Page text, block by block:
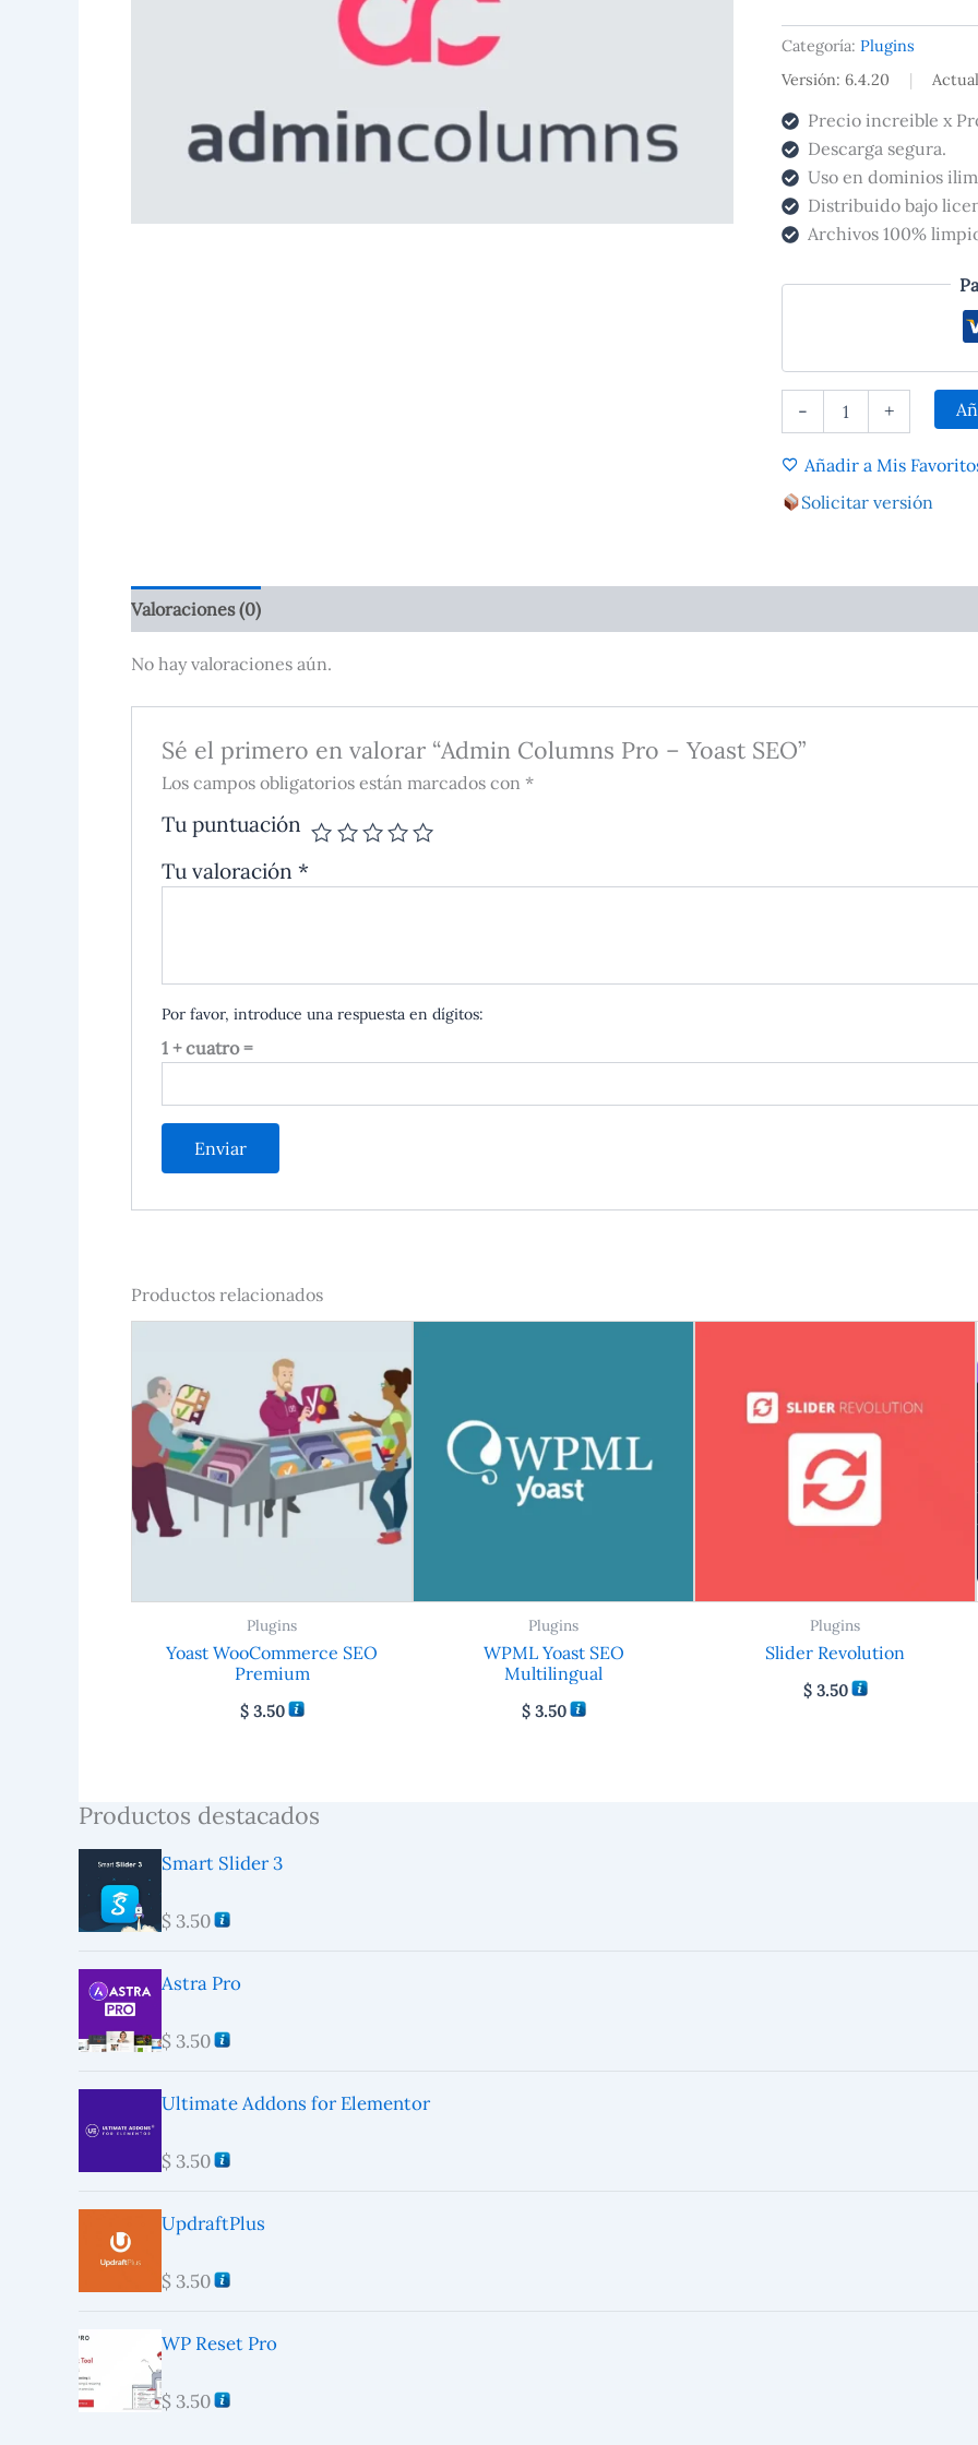
Categoría:Plugins
Versión: 6.4.20
|
Precio increible x
Descarga segura.
Uso en dominios
Distribuido bajo
Archivos 100%
-
SEO
cantidad
+
Añadir a Mis
Solicitar versión
Valoraciones (0)
No hay valoraciones aún.
Sé el primero en valorar “Admin Columns Pro – Yoast SEO”
Los campos obligatorios están marcados con *
Tu puntuación
Tu valoración *
Por favor, introduce una respuesta en dígitos:
1 + cuatro =
Productos relacionados
Plugins
Yoast WooCommerce SEO
Premium
$3.50
Plugins
WPML Yoast SEO
Multilingual
$3.50
Plugins
Slider Revolution
$3.50
Productos destacados
Smart Slider 3
$ 3.50
Astra Pro
$ 3.50
Ultimate Addons for Elementor
$ 3.50
UpdraftPlus
$ 3.50
WP Reset Pro
$ 3.50